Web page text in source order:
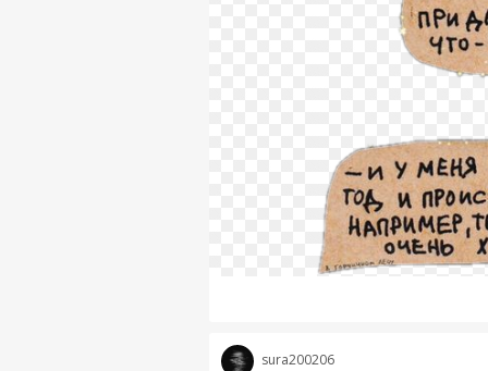
sura200206